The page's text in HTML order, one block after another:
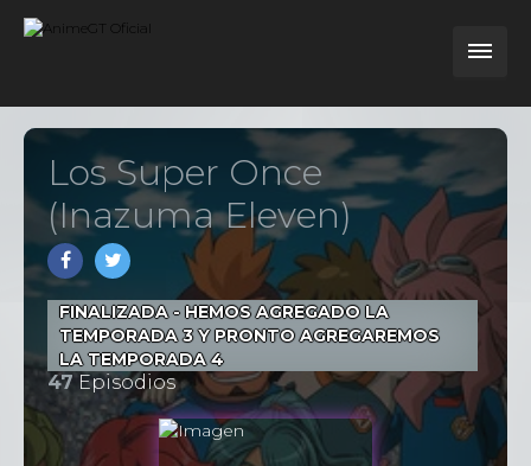
Los Super Once
(Inazuma Eleven)
FINALIZADA - HEMOS AGREGADO LA
TEMPORADA 3 Y PRONTO AGREGAREMOS
LA TEMPORADA 4
47Episodios